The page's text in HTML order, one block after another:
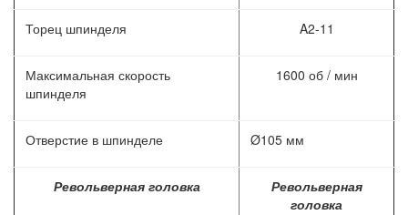
Торец шпинделя A2-11
Максимальная скорость
шпинделя
1600 об / мин
Отверстие в шпинделе Ø105 мм
Револьверная головка
Револьверная
головка